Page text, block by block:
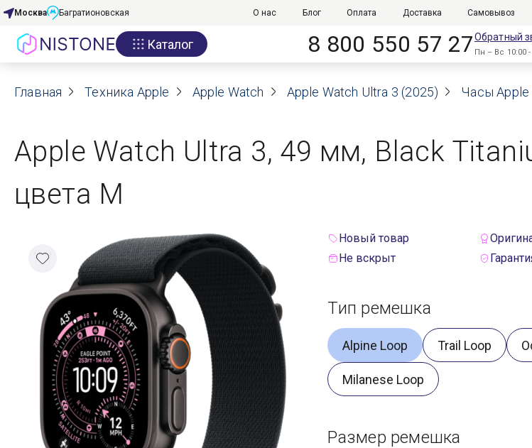
Акции
О нас
Реквизиты
Контакты
Гарантия
Оплата
Доставка
Самовывоз
Trade-In
Москва Багратионовская О нас Блог Оплата Доставка Самовывоз
Каталог 8 800 550 57 27Обратный
Пн – Вс 10:00 -
Главная Техника Apple Apple Watch Apple Watch Ultra 3 (2025) Часы Apple
Apple Watch Ultra 3, 49 мм, Black
цвета M
Новый товар
Не вскрыт
Тип ремешка
Alpine Loop Trail Loop
Milanese Loop
Размер ремешка